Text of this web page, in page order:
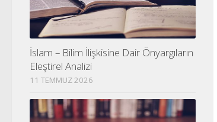
İslam – Bilim İlişkisine Dair Önyargıların
Eleştirel Analizi
11 TEMMUZ 2026